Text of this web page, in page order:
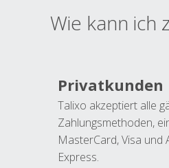
Wie kann ich
Privatkunden
Talixo akzeptiert alle
Zahlungsmethoden,
MasterCard, Visa und
Express.